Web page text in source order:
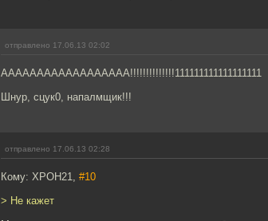
отправлено 17.06.13 02:02
АААААААААААААААААА!!!!!!!!!!!!!!111111111111111111
Шнур, сцук0, напалмщик!!!
отправлено 17.06.13 02:28
Кому: XPOH21, #10
> Не кажет